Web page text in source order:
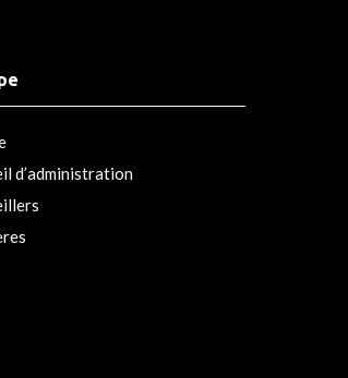
d’administration